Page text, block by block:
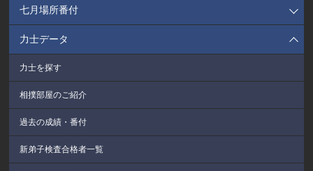
七月場所番付
力士データ
力士を探す
相撲部屋のご紹介
過去の成績・番付
新弟子検査合格者一覧